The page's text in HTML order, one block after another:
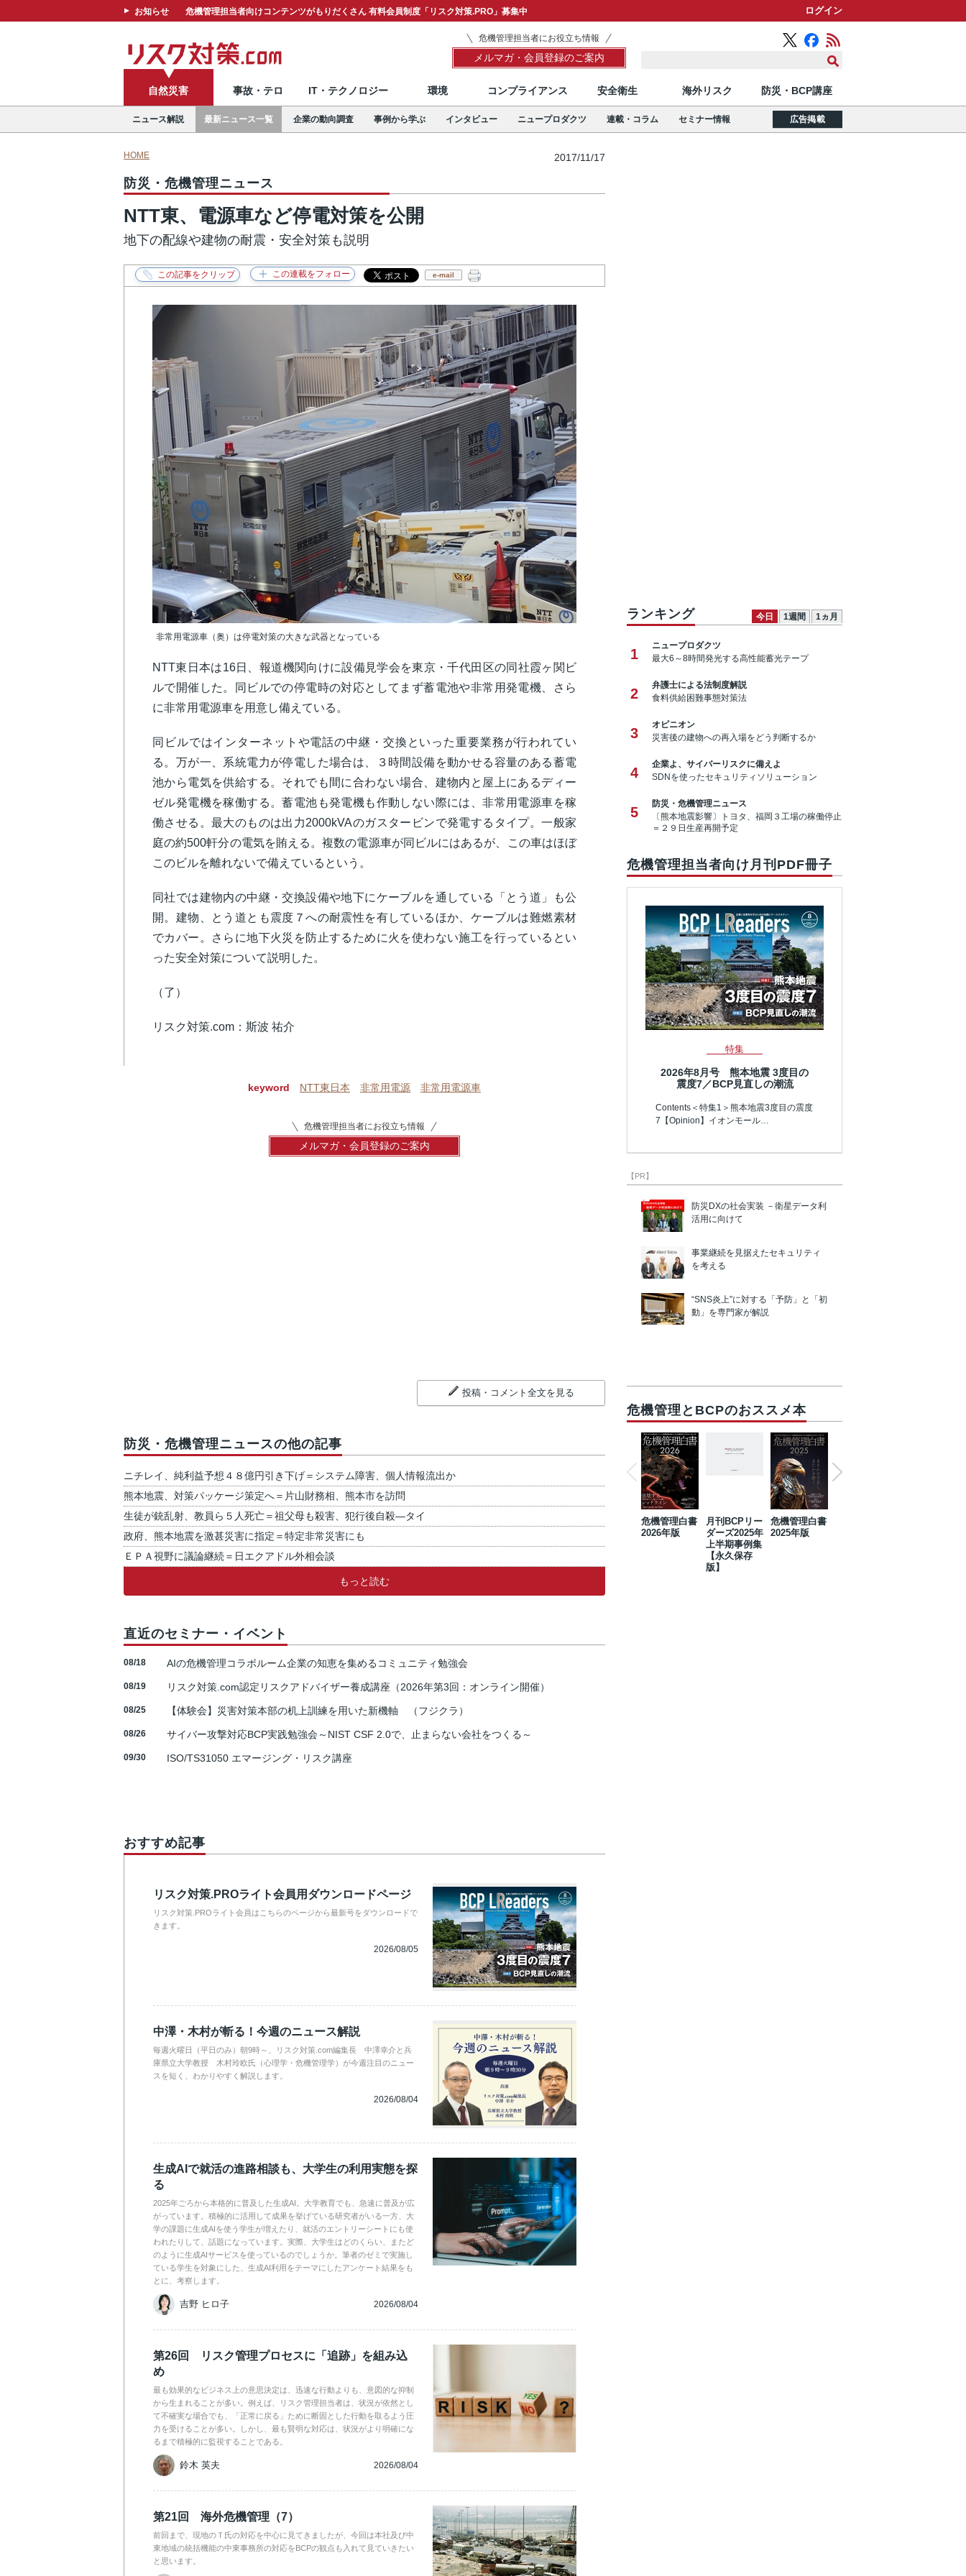
お知らせ 危機管理担当者向けコンテンツがもりだくさん 有料会員制度「リスク対策.PRO」募集中 ログイン
危機管理担当者にお役立ち情報
メルマガ・会員登録のご案内
自然災害 事故・テロ IT・テクノロジー 環境 コンプライアンス 安全衛生 海外リスク 防災・BCP講座
ニュース解説 最新ニュース一覧 企業の動向調査 事例から学ぶ インタビュー ニュープロダクツ 連載・コラム セミナー情報 広告掲載
HOME 2017/11/17
防災・危機管理ニュース
NTT東、電源車など停電対策を公開
地下の配線や建物の耐震・安全対策も説明
e-mail
非常用電源車（奥）は停電対策の大きな武器となっている
NTT東日本は16日、報道機関向けに設備見学会を東京・千代田区の同社霞ヶ関ビ
ルで開催した。同ビルでの停電時の対応としてまず蓄電池や非常用発電機、さら
に非常用電源車を用意し備えている。
同ビルではインターネットや電話の中継・交換といった重要業務が行われてい
る。万が一、系統電力が停電した場合は、３時間設備を動かせる容量のある蓄電
池から電気を供給する。それでも間に合わない場合、建物内と屋上にあるディー
ゼル発電機を稼働する。蓄電池も発電機も作動しない際には、非常用電源車を稼
働させる。最大のものは出力2000kVAのガスタービンで発電するタイプ。一般家
庭の約500軒分の電気を賄える。複数の電源車が同ビルにはあるが、この車はほぼ
このビルを離れないで備えているという。
同社では建物内の中継・交換設備や地下にケーブルを通している「とう道」も公
開。建物、とう道とも震度７への耐震性を有しているほか、ケーブルは難燃素材
でカバー。さらに地下火災を防止するために火を使わない施工を行っているとい
った安全対策について説明した。
（了）
リスク対策.com：斯波 祐介
keyword NTT東日本 非常用電源 非常用電源車
危機管理担当者にお役立ち情報
メルマガ・会員登録のご案内
投稿・コメント全文を見る
防災・危機管理ニュースの他の記事
ニチレイ、純利益予想４８億円引き下げ＝システム障害、個人情報流出か
熊本地震、対策パッケージ策定へ＝片山財務相、熊本市を訪問
生徒が銃乱射、教員ら５人死亡＝祖父母も殺害、犯行後自殺―タイ
政府、熊本地震を激甚災害に指定＝特定非常災害にも
ＥＰＡ視野に議論継続＝日エクアドル外相会談
もっと読む
直近のセミナー・イベント
08/18 AIの危機管理コラボルーム企業の知恵を集めるコミュニティ勉強会
08/19 リスク対策.com認定リスクアドバイザー養成講座（2026年第3回：オンライン開催）
08/25 【体験会】災害対策本部の机上訓練を用いた新機軸 （フジクラ）
08/26 サイバー攻撃対応BCP実践勉強会～NIST CSF 2.0で、止まらない会社をつくる～
09/30 ISO/TS31050 エマージング・リスク講座
おすすめ記事
リスク対策.PROライト会員用ダウンロードページ
リスク対策.PROライト会員はこちらのページから最新号をダウンロードで
きます。
2026/08/05
中澤・木村が斬る！今週のニュース解説
毎週火曜日（平日のみ）朝9時～、リスク対策.com編集長 中澤幸介と兵
庫県立大学教授 木村玲欧氏（心理学・危機管理学）が今週注目のニュー
スを短く、わかりやすく解説します。
2026/08/04
生成AIで就活の進路相談も、大学生の利用実態を探
る
2025年ごろから本格的に普及した生成AI。大学教育でも、急速に普及が広
がっています。積極的に活用して成果を挙げている研究者がいる一方、大
学の課題に生成AIを使う学生が増えたり、就活のエントリーシートにも使
われたりして、話題になっています。実際、大学生はどのくらい、またど
のように生成AIサービスを使っているのでしょうか。筆者のゼミで実施し
ている学生を対象にした、生成AI利用をテーマにしたアンケート結果をも
とに、考察します。
吉野 ヒロ子 2026/08/04
第26回 リスク管理プロセスに「追跡」を組み込
め
最も効果的なビジネス上の意思決定は、迅速な行動よりも、意図的な抑制
から生まれることが多い。例えば、リスク管理担当者は、状況が依然とし
て不確実な場合でも、「正常に戻る」ために断固とした行動を取るよう圧
力を受けることが多い。しかし、最も賢明な対応は、状況がより明確にな
るまで積極的に監視することである。
鈴木 英夫 2026/08/04
第21回 海外危機管理（7）
前回まで、現地のＴ氏の対応を中心に見てきましたが、今回は本社及び中
東地域の統括機能の中東事務所の対応をBCPの観点も入れて見ていきたい
と思います。
ランキング 今日 1週間 1ヵ月
1
ニュープロダクツ
最大6～8時間発光する高性能蓄光テープ
2
弁護士による法制度解説
食料供給困難事態対策法
3
オピニオン
災害後の建物への再入場をどう判断するか
4
企業よ、サイバーリスクに備えよ
SDNを使ったセキュリティソリューション
5
防災・危機管理ニュース
〔熊本地震影響〕トヨタ、福岡３工場の稼働停止
＝２９日生産再開予定
危機管理担当者向け月刊PDF冊子
特集
2026年8月号 熊本地震 3度目の
震度7／BCP見直しの潮流
Contents＜特集1＞熊本地震3度目の震度
7【Opinion】イオンモール…
【PR】
防災DXの社会実装 －衛星データ利
活用に向けて
事業継続を見据えたセキュリティ
を考える
“SNS炎上”に対する「予防」と「初
動」を専門家が解説
危機管理とBCPのおススメ本
危機管理白書
2026年版
月刊BCPリー
ダーズ2025年
上半期事例集
【永久保存
版】
危機管理白書
2025年版